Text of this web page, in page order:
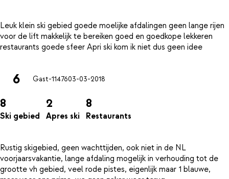
Leuk klein ski gebied goede moelijke afdalingen geen lange rijen
voor de lift makkelijk te bereiken goed en goedkope lekkeren
6 Gast-1147603-03-2018
8
Ski gebied
2
Apres ski
8
Restaurants
Rustig skigebied, geen wachttijden, ook niet in de NL
voorjaarsvakantie, lange afdaling mogelijk in verhouding tot de
grootte vh gebied, veel rode pistes, eigenlijk maar 1 blauwe,